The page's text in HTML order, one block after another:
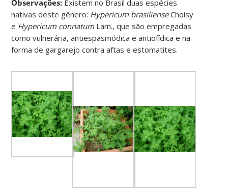
Observações: Existem no Brasil duas espécies
nativas deste gênero: Hypericum brasilienseChoisy
e Hypericum connatum Lam., que são empregadas
como vulnerária, antiespasmódica e antiofídica e na
forma de gargarejo contra aftas e estomatites.